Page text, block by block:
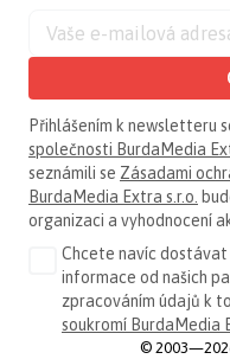
Přihlášením k newsletteru
společnosti BurdaMedia
seznámili se Zásadami
BurdaMedia Extra s.r.o.
organizaci a vyhodnocení
Chcete navíc
informace od našich
zpracováním údajů k
soukromí BurdaMedia
©